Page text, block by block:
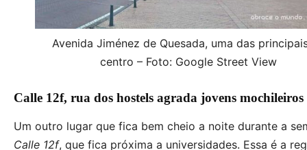
Avenida Jiménez de Quesada, uma das
centro – Foto: Google Street View
Calle 12f, rua dos hostels agrada jovens mochileiros
Um outro lugar que fica bem cheio a noite durante a
Calle 12f, que fica próxima a universidades. Essa é a